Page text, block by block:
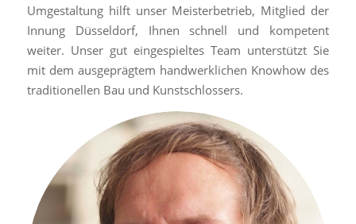
Umgestaltung hilft unser Meisterbetrieb, Mitglied der
Innung Düsseldorf, Ihnen schnell und kompetent
weiter. Unser gut eingespieltes Team unterstützt Sie
mit dem ausgeprägtem handwerklichen Knowhow des
traditionellen Bau und Kunstschlossers.